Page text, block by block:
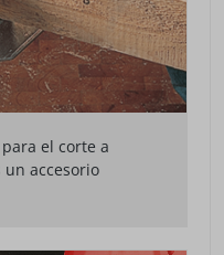
el corte a
un accesorio